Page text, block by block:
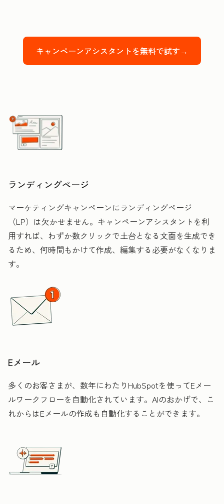
キャンペーンアシスタントを無料で試す→
ランディングページ
マーケティングキャンペーンにランディングページ
（LP）は欠かせません。キャンペーンアシスタントを利
用すれば、わずか数クリックで土台となる文面を生成でき
るため、何時間もかけて作成、編集する必要がなくなりま
す。
Eメール
多くのお客さまが、数年にわたりHubSpotを使ってEメー
ルワークフローを自動化されています。AIのおかげで、こ
れからはEメールの作成も自動化することができます。